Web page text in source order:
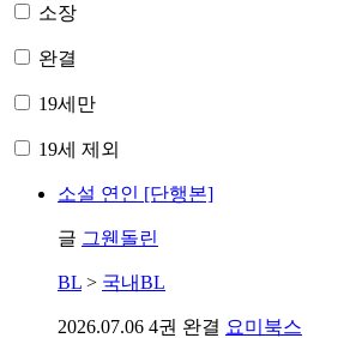
소장
완결
19세만
19세 제외
소설 연인 [단행본]
글 그웬돌린
BL > 국내BL
2026.07.06 4권 완결 요미북스